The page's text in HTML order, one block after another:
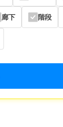
廊下 階段